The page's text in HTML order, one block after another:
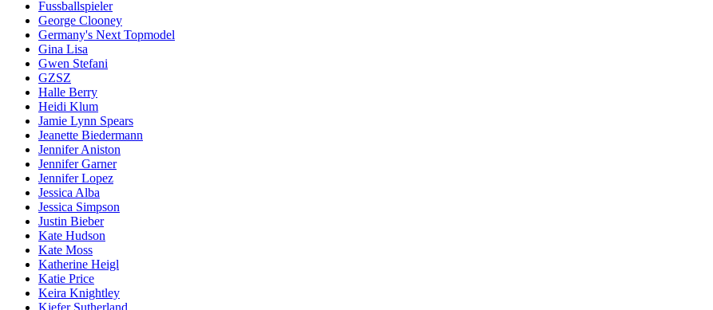
Fussballspieler
George Clooney
Germany's Next Topmodel
Gina Lisa
Gwen Stefani
GZSZ
Halle Berry
Heidi Klum
Jamie Lynn Spears
Jeanette Biedermann
Jennifer Aniston
Jennifer Garner
Jennifer Lopez
Jessica Alba
Jessica Simpson
Justin Bieber
Kate Hudson
Kate Moss
Katherine Heigl
Katie Price
Keira Knightley